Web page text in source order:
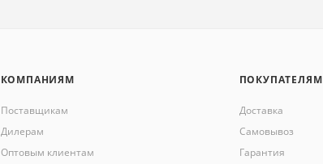
КОМПАНИЯМ
Поставщикам
Дилерам
Оптовым клиентам
ПОКУПАТЕЛЯМ
Доставка
Самовывоз
Гарантия